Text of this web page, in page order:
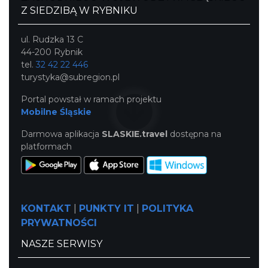
Mozaika Folkloru II – Spotkanie trzech
kultur
0.20 km
Z SIEDZIBĄ W RYBNIKU
ul. Rudzka 13 C
44-200 Rybnik
tel. 32 42 22 446
turystyka@subregion.pl
Portal powstał w ramach projektu
Mobilne Śląskie
Darmowa aplikacja SLASKIE.travel dostępna na
platformach
KONTAKT PUNKTY IT
POLITYKA
PRYWATNOŚCI
NASZE SERWISY